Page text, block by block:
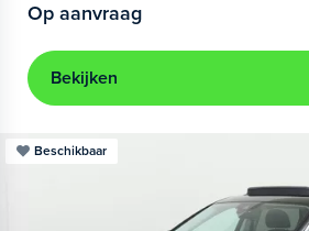
Op aanvraag
Bekijken
Beschikbaar